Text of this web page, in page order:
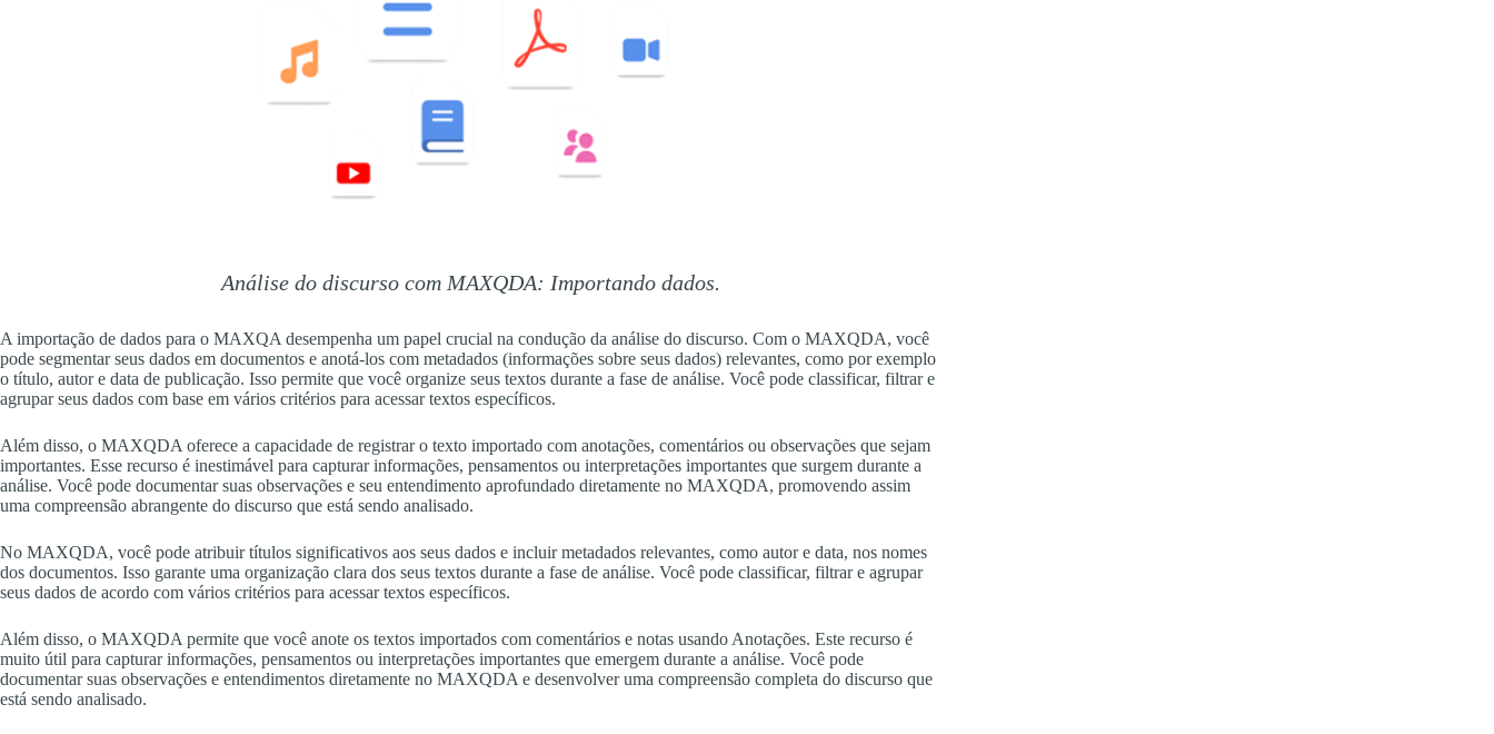
Análise do discurso com MAXQDA: Importando dados.
A importação de dados para o MAXQA desempenha um papel crucial na condução da análise do discurso. Com o MAXQDA, você
pode segmentar seus dados em documentos e anotá-los com metadados (informações sobre seus dados) relevantes, como por exemplo
o título, autor e data de publicação. Isso permite que você organize seus textos durante a fase de análise. Você pode classificar, filtrar e
agrupar seus dados com base em vários critérios para acessar textos específicos.
Além disso, o MAXQDA oferece a capacidade de registrar o texto importado com anotações, comentários ou observações que sejam
importantes. Esse recurso é inestimável para capturar informações, pensamentos ou interpretações importantes que surgem durante a
análise. Você pode documentar suas observações e seu entendimento aprofundado diretamente no MAXQDA, promovendo assim
uma compreensão abrangente do discurso que está sendo analisado.
No MAXQDA, você pode atribuir títulos significativos aos seus dados e incluir metadados relevantes, como autor e data, nos nomes
dos documentos. Isso garante uma organização clara dos seus textos durante a fase de análise. Você pode classificar, filtrar e agrupar
seus dados de acordo com vários critérios para acessar textos específicos.
Além disso, o MAXQDA permite que você anote os textos importados com comentários e notas usando Anotações. Este recurso é
muito útil para capturar informações, pensamentos ou interpretações importantes que emergem durante a análise. Você pode
documentar suas observações e entendimentos diretamente no MAXQDA e desenvolver uma compreensão completa do discurso que
está sendo analisado.